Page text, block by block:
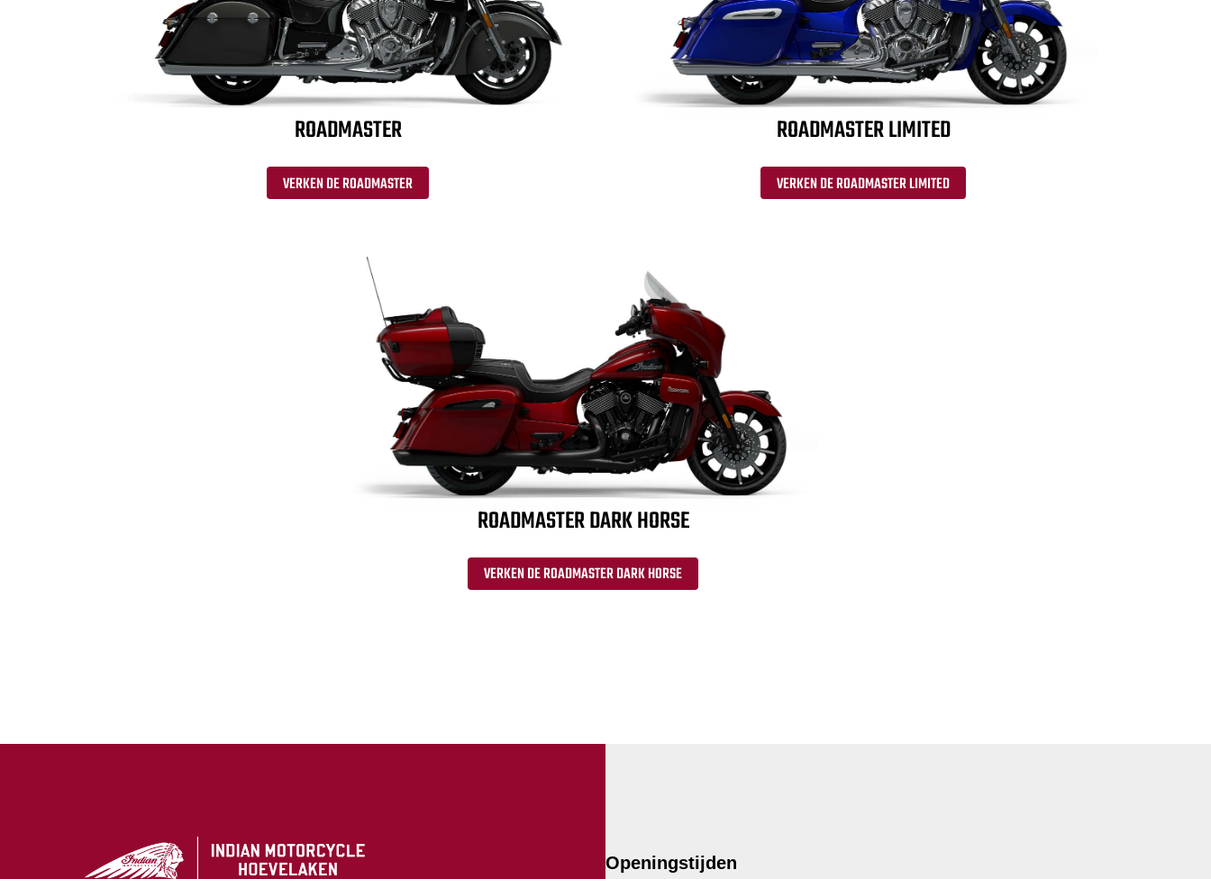
ROADMASTER
VERKEN DE ROADMASTER
ROADMASTER LIMITED
VERKEN DE ROADMASTER LIMITED
ROADMASTER DARK HORSE
VERKEN DE ROADMASTER DARK HORSE
Openingstijden